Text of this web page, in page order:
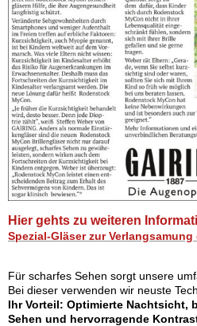
Hier gehts zu weiteren
Spezial-Gläser zur
Für scharfes Sehen sorgt unsere
Bei dieser verwenden wir neuste
Ihr Vorteil: Optimierte Nachtsicht,
Sehen und hervorragende